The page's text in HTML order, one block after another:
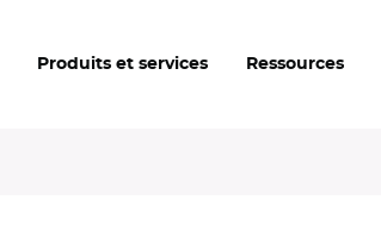
Produits et services Ressources